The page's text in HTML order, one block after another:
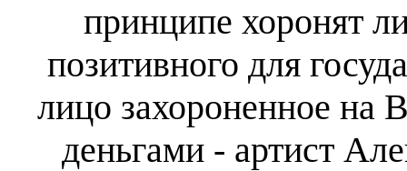
принципе хоронят
позитивного для
лицо захороненное на
деньгами - артист